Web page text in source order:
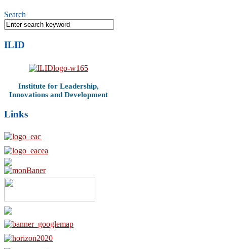
Search
ILID
Institute for Leadership,
Innovations and Development
Links